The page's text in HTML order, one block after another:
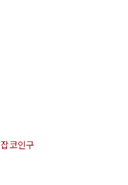
잡코인구